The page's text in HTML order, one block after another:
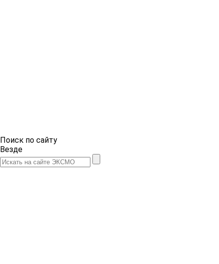
Поиск по сайту
Везде